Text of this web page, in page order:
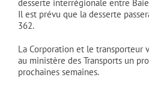
desserte interrégionale entre
Il est prévu que la desserte
362.
La Corporation et le transporteur
au ministère des Transports un
prochaines semaines.